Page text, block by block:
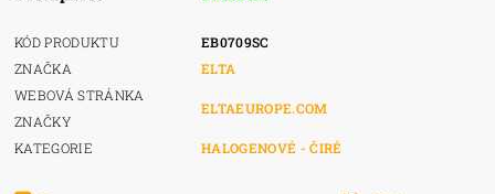
KÓD PRODUKTU
EB0709SC
ZNAČKA
ELTA
WEBOVÁ STRÁNKA
ZNAČKY
ELTAEUROPE.COM
KATEGORIE HALOGENOVÉ - ČIRÉ